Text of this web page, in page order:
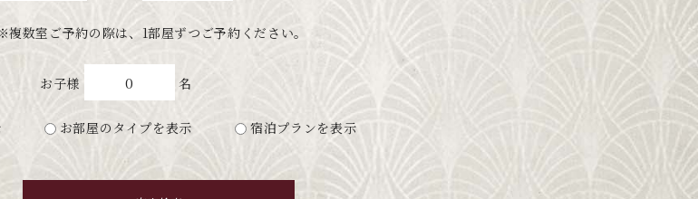
複数室ご予約の際は、 1部屋ずつご予約ください。
お子様 0 名
お部屋のタイプを表示 宿泊プランを表示